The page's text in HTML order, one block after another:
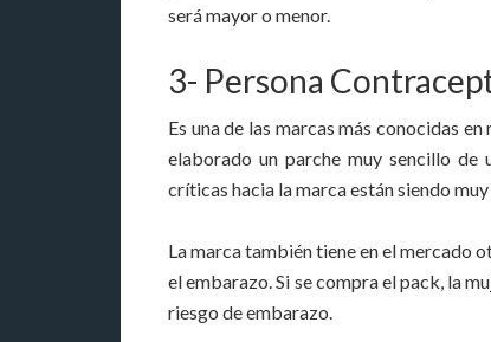
será mayor o menor.
3- Persona
Es una de las marcas más conocidas
elaborado un parche muy sencillo de
críticas hacia la marca están siendo muy
La marca también tiene en el mercado
el embarazo. Si se compra el pack, la
riesgo de embarazo.